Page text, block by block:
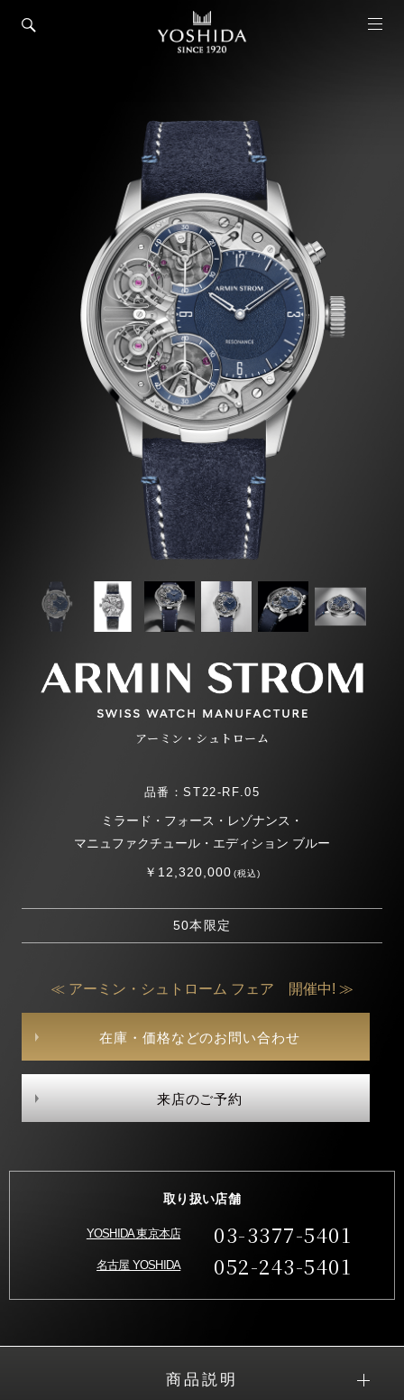
アーミン・シュトローム
品番：ST22-RF.05
ミラード・フォース・レゾナンス・
マニュファクチュール・エディション ブルー
￥12,320,000(税込)
50本限定
≪ アーミン・シュトローム フェア 開催中! ≫
在庫・価格などのお問い合わせ
来店のご予約
取り扱い店舗
YOSHIDA 東京本店 03-3377-5401
名古屋 YOSHIDA 052-243-5401
商品説明